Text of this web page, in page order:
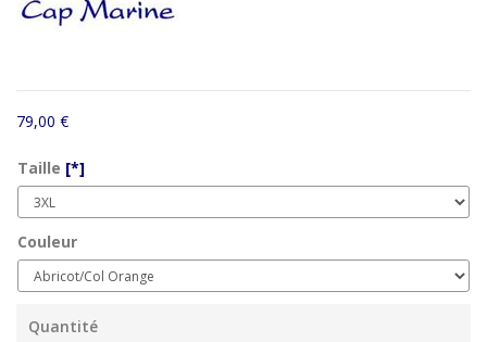
79,00 €
Taille [*]
Couleur
Quantité